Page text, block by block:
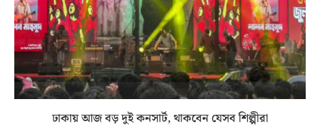
ঢাকায় আজ বড় দুই কনসার্ট, থাকবেন যেসব শিল্পীরা